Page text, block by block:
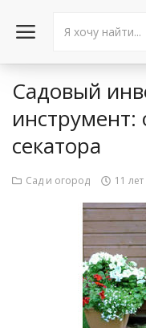
Войти в аккаунт
Каталог товаров
Акции
Объявления
Садовый
инструмент:
секатора
Сад и огород 11